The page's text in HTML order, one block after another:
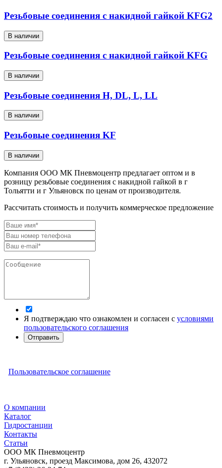
Резьбовые соединения с накидной гайкой KFG2
В наличии
Резьбовые соединения с накидной гайкой KFG
В наличии
Резьбовые соединения H, DL, L, LL
В наличии
Резьбовые соединения KF
В наличии
Компания ООО МК Пневмоцентр предлагает оптом и в
розницу резьбовые соединения с накидной гайкой в г
Тольятти и г Ульяновск по ценам от производителя.
Рассчитать стоимость и получить коммерческое предложение
Я подтверждаю что ознакомлен и согласен с условиями
пользовательского соглашения
Отправить
Пользовательское соглашение
О компании
Каталог
Гидростанции
Контакты
Статьи
ООО МК Пневмоцентр
г. Ульяновск, проезд Максимова, дом 26, 432072